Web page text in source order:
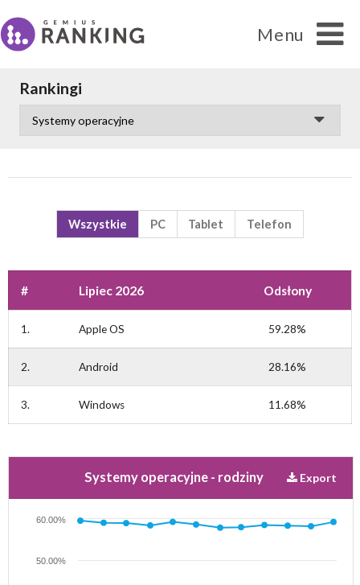
Ranking
Cytowanie danych
FAQ
Kontakt
Angielski
Menu
Rankingi
Wszystkie PC Tablet Telefon
# Lipiec 2026 Odsłony
1. Apple OS 59.28%
2. Android 28.16%
3. Windows 11.68%
Systemy operacyjne - rodziny Export
50.00%
60.00%